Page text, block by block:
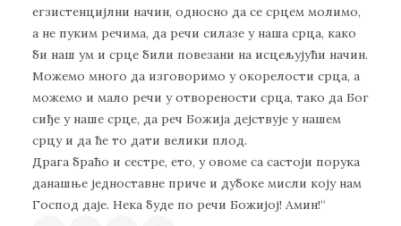
егзистенцијлни начин, односно да се срцем молимо,
а не пуким речима, да речи силазе у наша срца, како
би наш ум и срце били повезани на исцељујући начин.
Можемо много да изговоримо у окорелости срца, а
можемо и мало речи у отворености срца, тако да Бог
сиђе у наше срце, да реч Божија дејствује у нашем
срцу и да ће то дати велики плод.
Драга браћо и сестре, ето, у овоме са састоји порука
данашње једноставне приче и дубоке мисли коју нам
Господ даје. Нека буде по речи Божијој! Амин!“